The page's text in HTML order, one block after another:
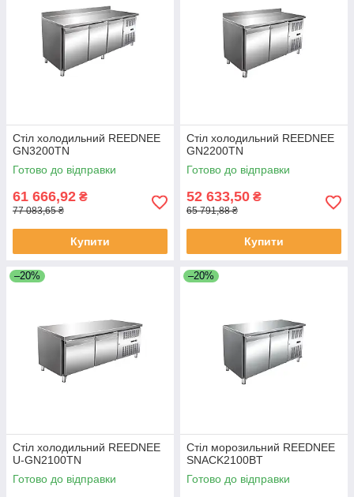
Стіл холодильний REEDNEE
GN3200TN
Готово до відправки
61 666,92 ₴
77 083,65 ₴
Купити
Стіл холодильний REEDNEE
GN2200TN
Готово до відправки
52 633,50 ₴
65 791,88 ₴
Купити
–20%
Стіл холодильний REEDNEE
U-GN2100TN
Готово до відправки
–20%
Стіл морозильний REEDNEE
SNACK2100BT
Готово до відправки